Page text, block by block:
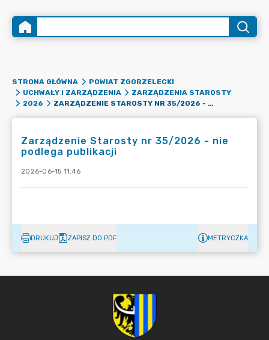
STRONA GŁÓWNA
POWIAT ZGORZELECKI
UCHWAŁY I ZARZĄDZENIA
ZARZĄDZENIA STAROSTY
2026
ZARZĄDZENIE STAROSTY NR 35/2026 - NIE PODLEGA PUBLIKACJI
Zarządzenie Starosty nr 35/2026 - nie
podlega publikacji
2026-06-15 11:46
DRUKUJ ZAPISZ DO PDF METRYCZKA